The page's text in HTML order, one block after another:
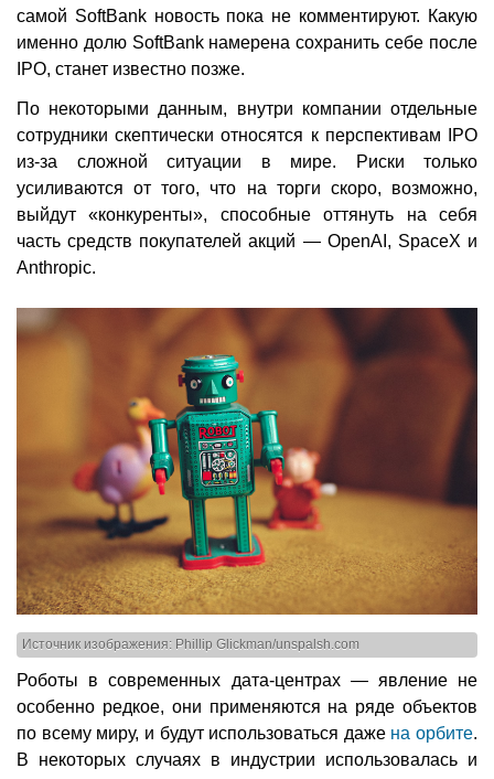
самой SoftBank новость пока не комментируют. Какую
именно долю SoftBank намерена сохранить себе после
IPO, станет известно позже.
По некоторыми данным, внутри компании отдельные
сотрудники скептически относятся к перспективам IPO
из-за сложной ситуации в мире. Риски только
усиливаются от того, что на торги скоро, возможно,
выйдут «конкуренты», способные оттянуть на себя
часть средств покупателей акций — OpenAI, SpaceX и
Anthropic.
Источник изображения: Phillip Glickman/unspalsh.com
Роботы в современных дата-центрах — явление не
особенно редкое, они применяются на ряде объектов
по всему миру, и будут использоваться даже на орбите.
В некоторых случаях в индустрии использовалась и